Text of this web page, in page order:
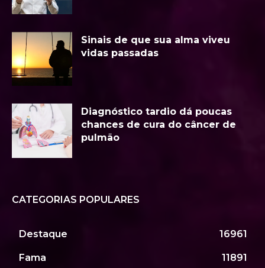
Sinais de que sua alma viveu
vidas passadas
Diagnóstico tardio dá poucas
chances de cura do câncer de
pulmão
CATEGORIAS POPULARES
Destaque 16961
Fama 11891